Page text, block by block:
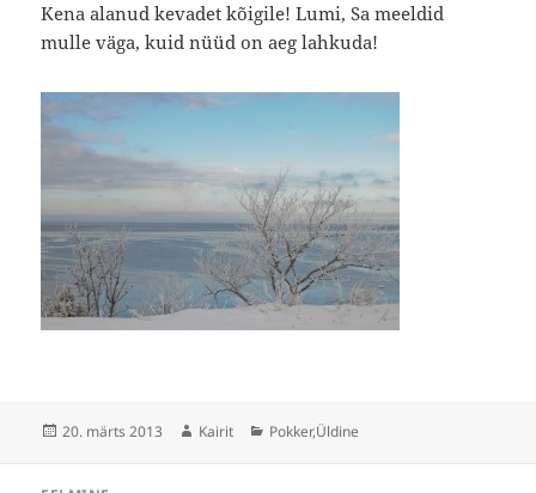
Kena alanud kevadet kõigile! Lumi, Sa meeldid
mulle väga, kuid nüüd on aeg lahkuda!
Postitatud
20. märts 2013 Autor
Kairit Rubriigid
Pokker,Üldine